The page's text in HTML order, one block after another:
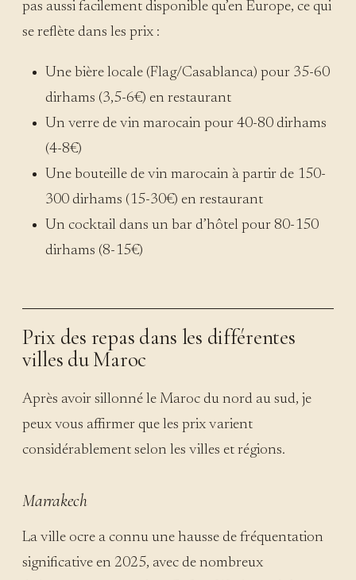
pas aussi facilement disponible qu’en Europe, ce qui
se reflète dans les prix :
Une bière locale (Flag/Casablanca) pour 35-60
dirhams (3,5-6€) en restaurant
Un verre de vin marocain pour 40-80 dirhams
(4-8€)
Une bouteille de vin marocain à partir de 150-
300 dirhams (15-30€) en restaurant
Un cocktail dans un bar d’hôtel pour 80-150
dirhams (8-15€)
Prix des repas dans les différentes
villes du Maroc
Après avoir sillonné le Maroc du nord au sud, je
peux vous affirmer que les prix varient
considérablement selon les villes et régions.
Marrakech
La ville ocre a connu une hausse de fréquentation
significative en 2025, avec de nombreux